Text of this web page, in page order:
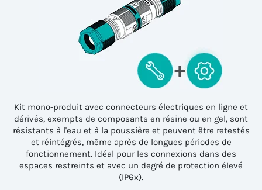
Kit mono-produit avec connecteurs électriques en ligne et
dérivés, exempts de composants en résine ou en gel, sont
résistants à l'eau et à la poussière et peuvent être retestés
et réintégrés, même après de longues périodes de
fonctionnement. Idéal pour les connexions dans des
espaces restreints et avec un degré de protection élevé
(IP6x).